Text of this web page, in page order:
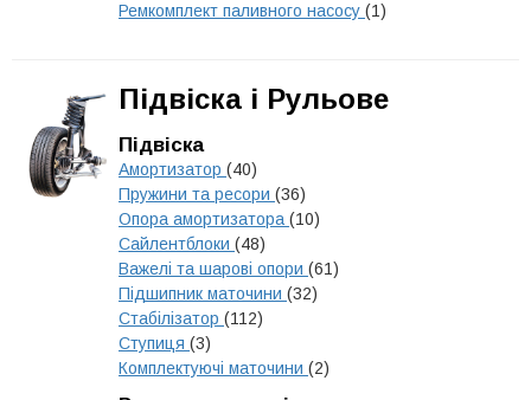
Ремкомплект паливного насосу (1)
Підвіска і Рульове
Підвіска
Амортизатор (40)
Пружини та ресори (36)
Опора амортизатора (10)
Сайлентблоки (48)
Важелі та шарові опори (61)
Підшипник маточини (32)
Стабілізатор (112)
Ступиця (3)
Комплектуючі маточини (2)